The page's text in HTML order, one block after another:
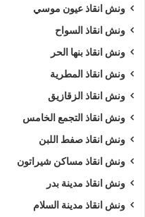
ونش انقاذ عيون موسي
ونش انقاذ السواح
ونش انقاذ بنها الحر
ونش انقاذ المطرية
ونش انقاذ الزقازيق
ونش انقاذ التجمع الخامس
ونش انقاذ صفط اللبن
ونش انقاذ مساكن شيراتون
ونش انقاذ مدينة بدر
ونش انقاذ مدينة السلام